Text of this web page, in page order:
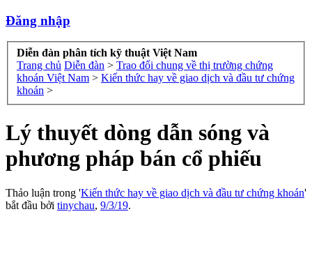
Đăng nhập
Diễn đàn phân tích kỹ thuật Việt Nam
Trang chủ Diễn đàn > Trao đổi chung về thị trường chứng
khoán Việt Nam > Kiến thức hay về giao dịch và đầu tư chứng
khoán >
Lý thuyết dòng dẫn sóng và
phương pháp bán cổ phiếu
Thảo luận trong 'Kiến thức hay về giao dịch và đầu tư chứng khoán'
bắt đầu bởi tinychau, 9/3/19.